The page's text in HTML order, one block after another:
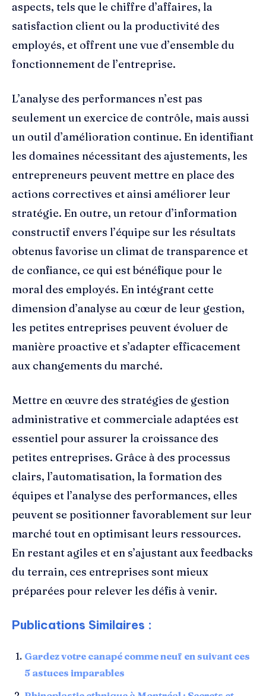
aspects, tels que le chiffre d’affaires, la
satisfaction client ou la productivité des
employés, et offrent une vue d’ensemble du
fonctionnement de l’entreprise.
L’analyse des performances n’est pas
seulement un exercice de contrôle, mais aussi
un outil d’amélioration continue. En identifiant
les domaines nécessitant des ajustements, les
entrepreneurs peuvent mettre en place des
actions correctives et ainsi améliorer leur
stratégie. En outre, un retour d’information
constructif envers l’équipe sur les résultats
obtenus favorise un climat de transparence et
de confiance, ce qui est bénéfique pour le
moral des employés. En intégrant cette
dimension d’analyse au cœur de leur gestion,
les petites entreprises peuvent évoluer de
manière proactive et s’adapter efficacement
aux changements du marché.
Mettre en œuvre des stratégies de gestion
administrative et commerciale adaptées est
essentiel pour assurer la croissance des
petites entreprises. Grâce à des processus
clairs, l’automatisation, la formation des
équipes et l’analyse des performances, elles
peuvent se positionner favorablement sur leur
marché tout en optimisant leurs ressources.
En restant agiles et en s’ajustant aux feedbacks
du terrain, ces entreprises sont mieux
préparées pour relever les défis à venir.
Publications Similaires :
Gardez votre canapé comme neuf en suivant ces
5 astuces imparables